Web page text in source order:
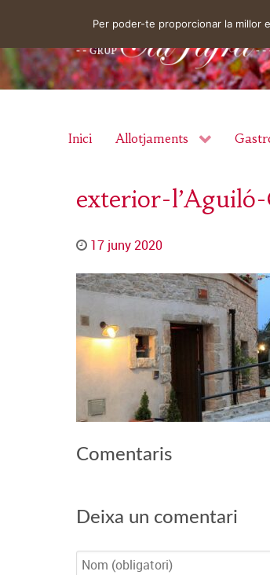
Inici Allotjaments
exterior-l’Aguiló-
17 juny 2020
Comentaris
Deixa un comentari
Per poder-te proporcionar la millor